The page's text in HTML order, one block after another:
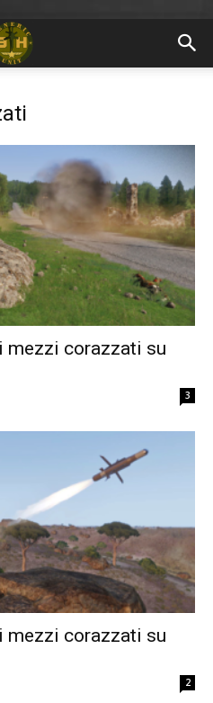
mezzi corazzati su
3
mezzi corazzati su
2